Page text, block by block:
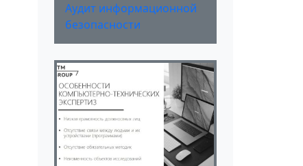
Аудит информационной
безопасности